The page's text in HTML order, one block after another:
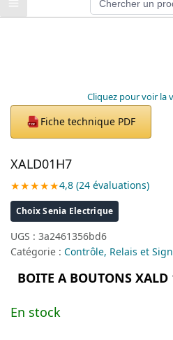
Cliquez pour voir la
PDF Fiche technique PDF
XALD01H7
★★★★★4,8 (24 évaluations)
Choix Senia Electrique
UGS : 3a2461356bd6
Catégorie : Contrôle, Relais et
BOITE A BOUTONS XALD
En stock